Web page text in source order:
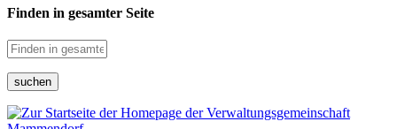
Finden in gesamter Seite
suchen